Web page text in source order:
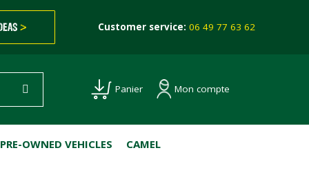
> Customer service:06 49 77 63 62
Panier Mon compte
PRE-OWNED VEHICLES CAMEL